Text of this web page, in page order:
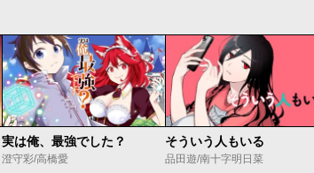
実は俺、最強でした？
澄守彩/高橋愛
そういう人もいる
品田遊/南十字明日菜